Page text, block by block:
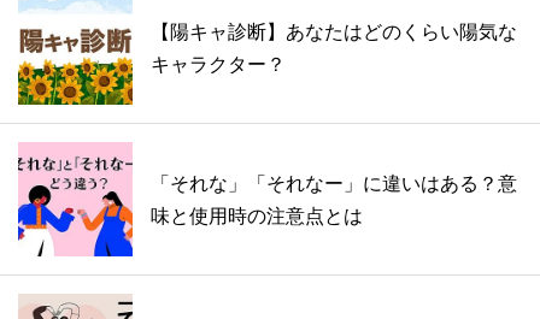
【陽キャ診断】あなたはどのくらい陽気な
キャラクター？
「それな」「それなー」に違いはある？意
味と使用時の注意点とは